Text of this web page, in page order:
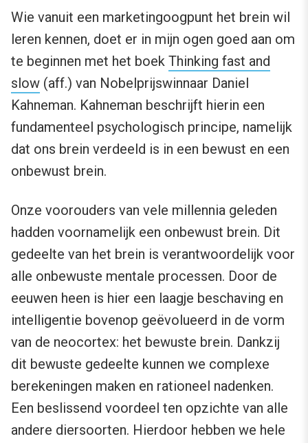
Wie vanuit een marketingoogpunt het brein wil
leren kennen, doet er in mijn ogen goed aan om
te beginnen met het boek Thinking fast and
slow (aff.) van Nobelprijswinnaar Daniel
Kahneman. Kahneman beschrijft hierin een
fundamenteel psychologisch principe, namelijk
dat ons brein verdeeld is in een bewust en een
onbewust brein.
Onze voorouders van vele millennia geleden
hadden voornamelijk een onbewust brein. Dit
gedeelte van het brein is verantwoordelijk voor
alle onbewuste mentale processen. Door de
eeuwen heen is hier een laagje beschaving en
intelligentie bovenop geëvolueerd in de vorm
van de neocortex: het bewuste brein. Dankzij
dit bewuste gedeelte kunnen we complexe
berekeningen maken en rationeel nadenken.
Een beslissend voordeel ten opzichte van alle
andere diersoorten. Hierdoor hebben we hele